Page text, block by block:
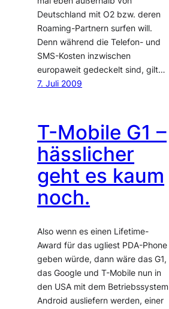
Deutschland mit O2 bzw. deren
Roaming-Partnern surfen will.
Denn während die Telefon- und
SMS-Kosten inzwischen
europaweit gedeckelt sind, gilt…
7. Juli 2009
T-Mobile G1 –
hässlicher
geht es kaum
noch.
Also wenn es einen Lifetime-
Award für das ugliest PDA-Phone
geben würde, dann wäre das G1,
das Google und T-Mobile nun in
den USA mit dem Betriebssystem
Android ausliefern werden, einer